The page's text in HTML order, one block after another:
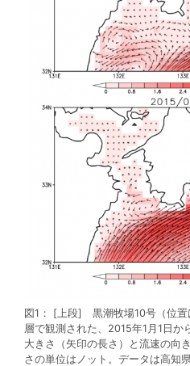
図1： [上段] 黒潮牧場10号（位置
層で観測された、2015年1月1日
大きさ（矢印の長さ）と流速の向
さの単位はノット。データは高知